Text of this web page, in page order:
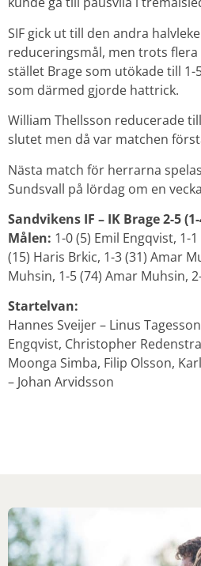
SIF gick ut till den andra
reduceringsmål, men trots flera
stället Brage som utökade till
som därmed gjorde hattrick.
William Thellsson reducerade
slutet men då var matchen
Nästa match för herrarna
Sundsvall på lördag om en
Sandvikens IF – IK Brage 2-5
Målen: 1-0 (5) Emil Engqvist, 1-
(15) Haris Brkic, 1-3 (31) Amar
Muhsin, 1-5 (74) Amar Muhsin,
Startelvan:
Hannes Sveijer – Linus
Engqvist, Christopher
Moonga Simba, Filip Olsson,
– Johan Arvidsson